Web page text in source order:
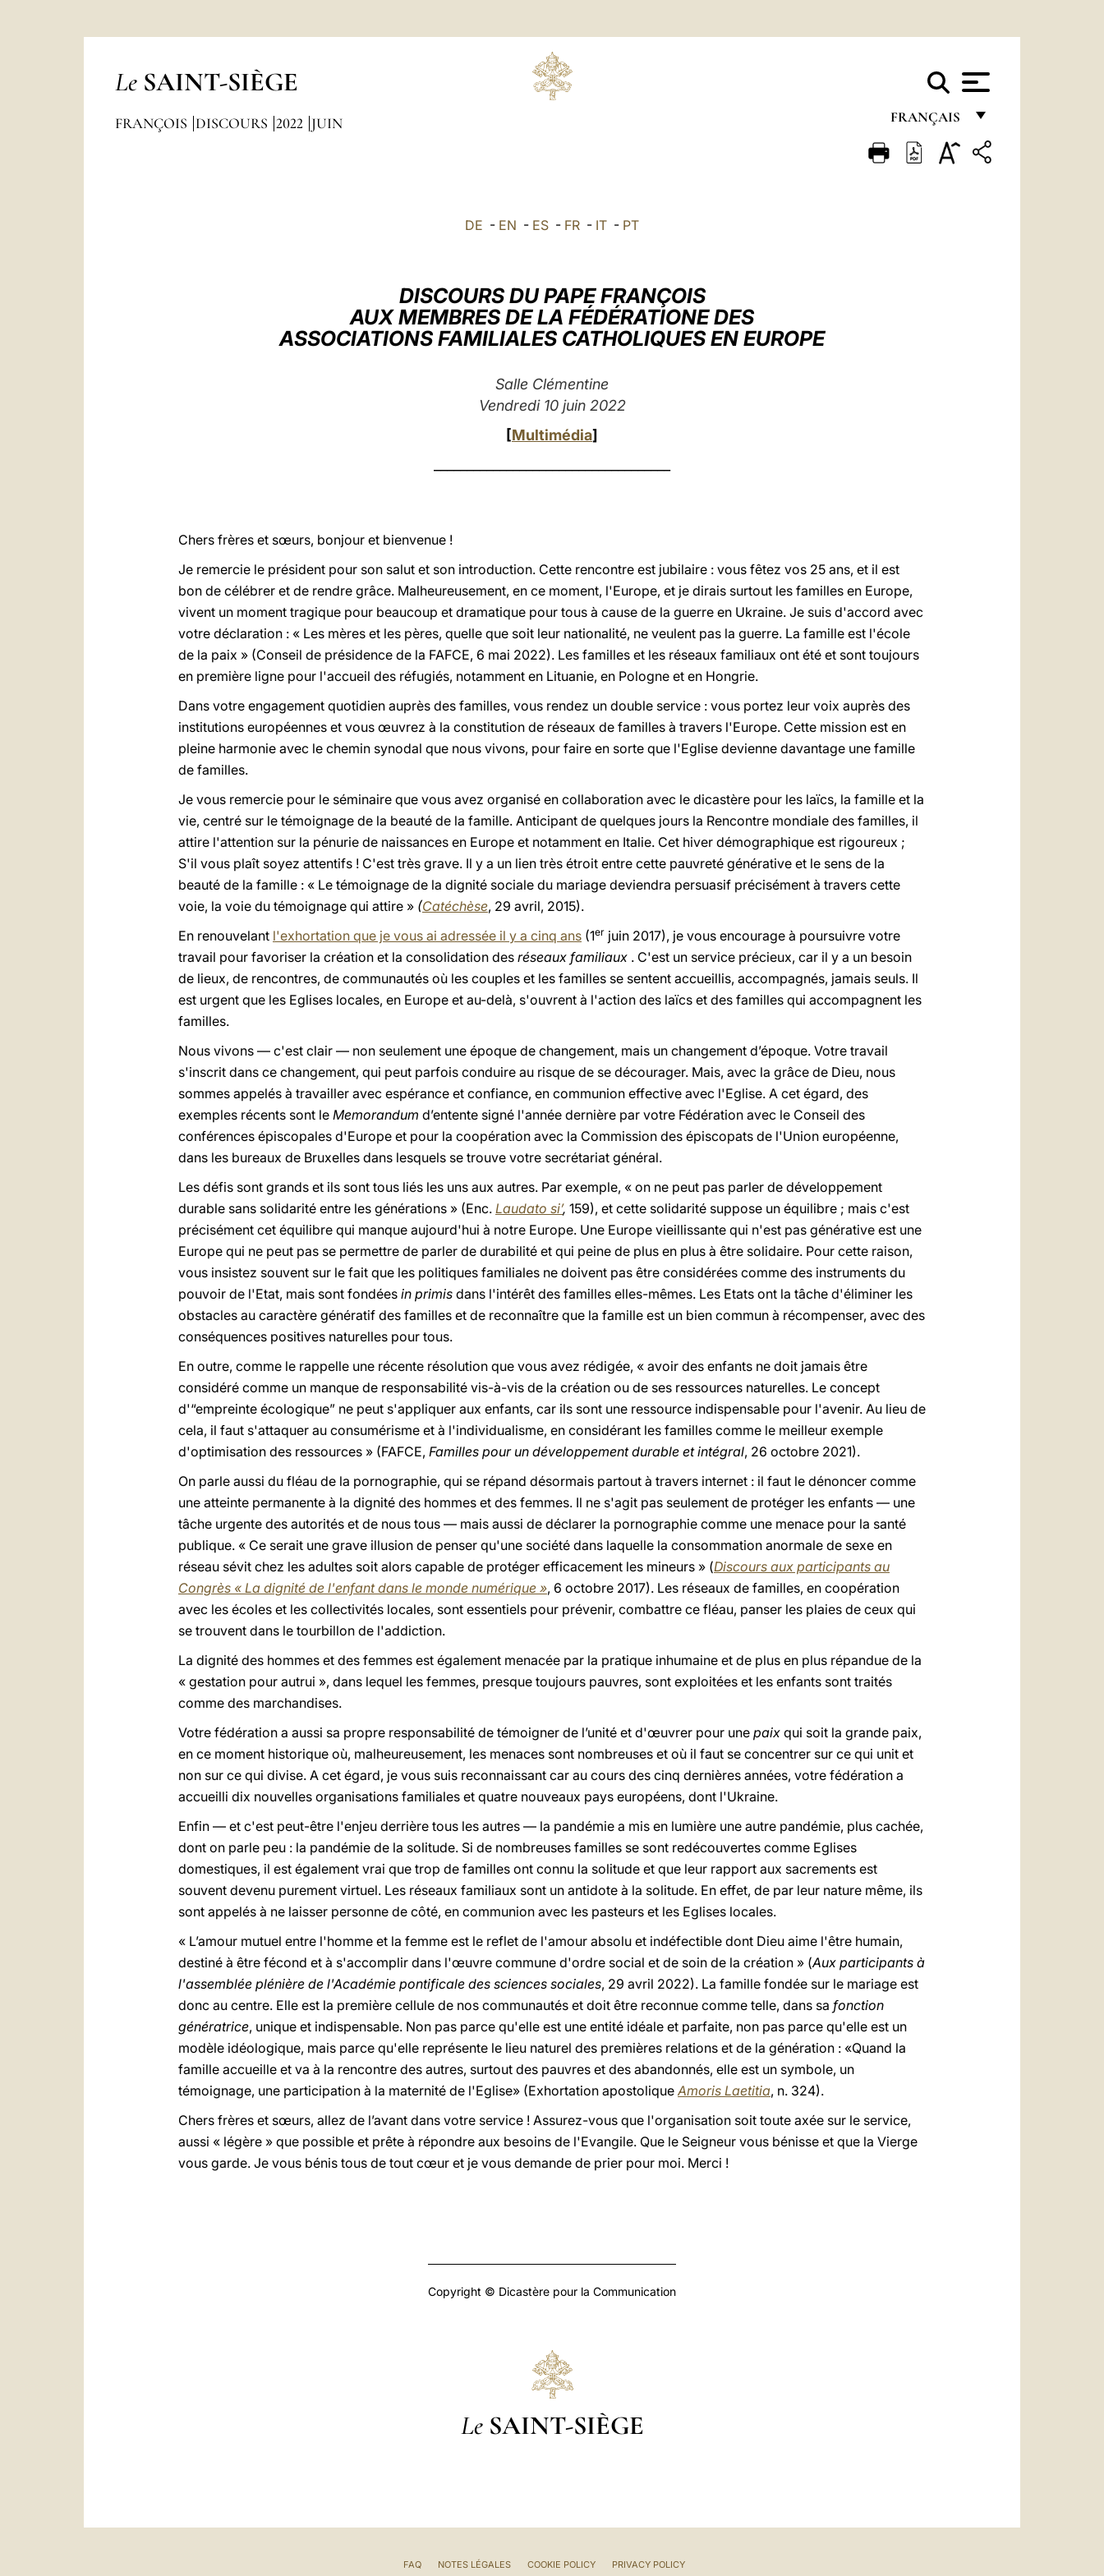
Le SAINT-SIÈGE
FRANÇAIS
FRANÇAIS
FRANÇOIS DISCOURS 2022 JUIN
DE - EN - ES - FR - IT - PT
DISCOURS DU PAPE FRANÇOIS
AUX MEMBRES DE LA FÉDÉRATIONE DES
ASSOCIATIONS FAMILIALES CATHOLIQUES EN EUROPE
Salle Clémentine
Vendredi 10 juin 2022
[Multimédia]
Chers frères et sœurs, bonjour et bienvenue !
Je remercie le président pour son salut et son introduction. Cette rencontre est jubilaire : vous fêtez vos 25 ans, et il est
bon de célébrer et de rendre grâce. Malheureusement, en ce moment, l'Europe, et je dirais surtout les familles en Europe,
vivent un moment tragique pour beaucoup et dramatique pour tous à cause de la guerre en Ukraine. Je suis d'accord avec
votre déclaration : « Les mères et les pères, quelle que soit leur nationalité, ne veulent pas la guerre. La famille est l'école
de la paix » (Conseil de présidence de la FAFCE, 6 mai 2022). Les familles et les réseaux familiaux ont été et sont toujours
en première ligne pour l'accueil des réfugiés, notamment en Lituanie, en Pologne et en Hongrie.
Dans votre engagement quotidien auprès des familles, vous rendez un double service : vous portez leur voix auprès des
institutions européennes et vous œuvrez à la constitution de réseaux de familles à travers l'Europe. Cette mission est en
pleine harmonie avec le chemin synodal que nous vivons, pour faire en sorte que l'Eglise devienne davantage une famille
de familles.
Je vous remercie pour le séminaire que vous avez organisé en collaboration avec le dicastère pour les laïcs, la famille et la
vie, centré sur le témoignage de la beauté de la famille. Anticipant de quelques jours la Rencontre mondiale des familles, il
attire l'attention sur la pénurie de naissances en Europe et notamment en Italie. Cet hiver démographique est rigoureux ;
S'il vous plaît soyez attentifs ! C'est très grave. Il y a un lien très étroit entre cette pauvreté générative et le sens de la
beauté de la famille : « Le témoignage de la dignité sociale du mariage deviendra persuasif précisément à travers cette
voie, la voie du témoignage qui attire » (Catéchèse, 29 avril, 2015).
En renouvelant l'exhortation que je vous ai adressée il y a cinq ans (1er juin 2017), je vous encourage à poursuivre votre
travail pour favoriser la création et la consolidation des réseaux familiaux . C'est un service précieux, car il y a un besoin
de lieux, de rencontres, de communautés où les couples et les familles se sentent accueillis, accompagnés, jamais seuls. Il
est urgent que les Eglises locales, en Europe et au-delà, s'ouvrent à l'action des laïcs et des familles qui accompagnent les
familles.
Nous vivons — c'est clair — non seulement une époque de changement, mais un changement d’époque. Votre travail
s'inscrit dans ce changement, qui peut parfois conduire au risque de se décourager. Mais, avec la grâce de Dieu, nous
sommes appelés à travailler avec espérance et confiance, en communion effective avec l'Eglise. A cet égard, des
exemples récents sont le Memorandum d’entente signé l'année dernière par votre Fédération avec le Conseil des
conférences épiscopales d'Europe et pour la coopération avec la Commission des épiscopats de l'Union européenne,
dans les bureaux de Bruxelles dans lesquels se trouve votre secrétariat général.
Les défis sont grands et ils sont tous liés les uns aux autres. Par exemple, « on ne peut pas parler de développement
durable sans solidarité entre les générations » (Enc. Laudato si’, 159), et cette solidarité suppose un équilibre ; mais c'est
précisément cet équilibre qui manque aujourd'hui à notre Europe. Une Europe vieillissante qui n'est pas générative est une
Europe qui ne peut pas se permettre de parler de durabilité et qui peine de plus en plus à être solidaire. Pour cette raison,
vous insistez souvent sur le fait que les politiques familiales ne doivent pas être considérées comme des instruments du
pouvoir de l'Etat, mais sont fondées in primis dans l'intérêt des familles elles-mêmes. Les Etats ont la tâche d'éliminer les
obstacles au caractère génératif des familles et de reconnaître que la famille est un bien commun à récompenser, avec des
conséquences positives naturelles pour tous.
En outre, comme le rappelle une récente résolution que vous avez rédigée, « avoir des enfants ne doit jamais être
considéré comme un manque de responsabilité vis-à-vis de la création ou de ses ressources naturelles. Le concept
d'“empreinte écologique” ne peut s'appliquer aux enfants, car ils sont une ressource indispensable pour l'avenir. Au lieu de
cela, il faut s'attaquer au consumérisme et à l'individualisme, en considérant les familles comme le meilleur exemple
d'optimisation des ressources » (FAFCE, Familles pour un développement durable et intégral, 26 octobre 2021).
On parle aussi du fléau de la pornographie, qui se répand désormais partout à travers internet : il faut le dénoncer comme
une atteinte permanente à la dignité des hommes et des femmes. Il ne s'agit pas seulement de protéger les enfants — une
tâche urgente des autorités et de nous tous — mais aussi de déclarer la pornographie comme une menace pour la santé
publique. « Ce serait une grave illusion de penser qu'une société dans laquelle la consommation anormale de sexe en
réseau sévit chez les adultes soit alors capable de protéger efficacement les mineurs » (Discours aux participants au
Congrès « La dignité de l'enfant dans le monde numérique », 6 octobre 2017). Les réseaux de familles, en coopération
avec les écoles et les collectivités locales, sont essentiels pour prévenir, combattre ce fléau, panser les plaies de ceux qui
se trouvent dans le tourbillon de l'addiction.
La dignité des hommes et des femmes est également menacée par la pratique inhumaine et de plus en plus répandue de la
« gestation pour autrui », dans lequel les femmes, presque toujours pauvres, sont exploitées et les enfants sont traités
comme des marchandises.
Votre fédération a aussi sa propre responsabilité de témoigner de l’unité et d'œuvrer pour une paix qui soit la grande paix,
en ce moment historique où, malheureusement, les menaces sont nombreuses et où il faut se concentrer sur ce qui unit et
non sur ce qui divise. A cet égard, je vous suis reconnaissant car au cours des cinq dernières années, votre fédération a
accueilli dix nouvelles organisations familiales et quatre nouveaux pays européens, dont l'Ukraine.
Enfin — et c'est peut-être l'enjeu derrière tous les autres — la pandémie a mis en lumière une autre pandémie, plus cachée,
dont on parle peu : la pandémie de la solitude. Si de nombreuses familles se sont redécouvertes comme Eglises
domestiques, il est également vrai que trop de familles ont connu la solitude et que leur rapport aux sacrements est
souvent devenu purement virtuel. Les réseaux familiaux sont un antidote à la solitude. En effet, de par leur nature même, ils
sont appelés à ne laisser personne de côté, en communion avec les pasteurs et les Eglises locales.
« L’amour mutuel entre l'homme et la femme est le reflet de l'amour absolu et indéfectible dont Dieu aime l'être humain,
destiné à être fécond et à s'accomplir dans l'œuvre commune d'ordre social et de soin de la création » (Aux participants à
l'assemblée plénière de l'Académie pontificale des sciences sociales, 29 avril 2022). La famille fondée sur le mariage est
donc au centre. Elle est la première cellule de nos communautés et doit être reconnue comme telle, dans sa fonction
génératrice, unique et indispensable. Non pas parce qu'elle est une entité idéale et parfaite, non pas parce qu'elle est un
modèle idéologique, mais parce qu'elle représente le lieu naturel des premières relations et de la génération : «Quand la
famille accueille et va à la rencontre des autres, surtout des pauvres et des abandonnés, elle est un symbole, un
témoignage, une participation à la maternité de l'Eglise» (Exhortation apostolique Amoris Laetitia, n. 324).
Chers frères et sœurs, allez de l’avant dans votre service ! Assurez-vous que l'organisation soit toute axée sur le service,
aussi « légère » que possible et prête à répondre aux besoins de l'Evangile. Que le Seigneur vous bénisse et que la Vierge
vous garde. Je vous bénis tous de tout cœur et je vous demande de prier pour moi. Merci !
Copyright © Dicastère pour la Communication
Le SAINT-SIÈGE
FAQ NOTES LÉGALES COOKIE POLICY PRIVACY POLICY